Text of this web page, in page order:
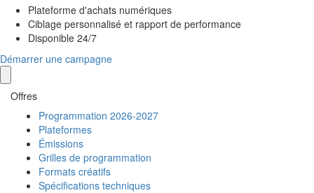
Plateforme d'achats numériques
Ciblage personnalisé et rapport de performance
Disponible 24/7
Démarrer une campagne
Offres
Programmation 2026-2027
Plateformes
Émissions
Grilles de programmation
Formats créatifs
Spécifications techniques